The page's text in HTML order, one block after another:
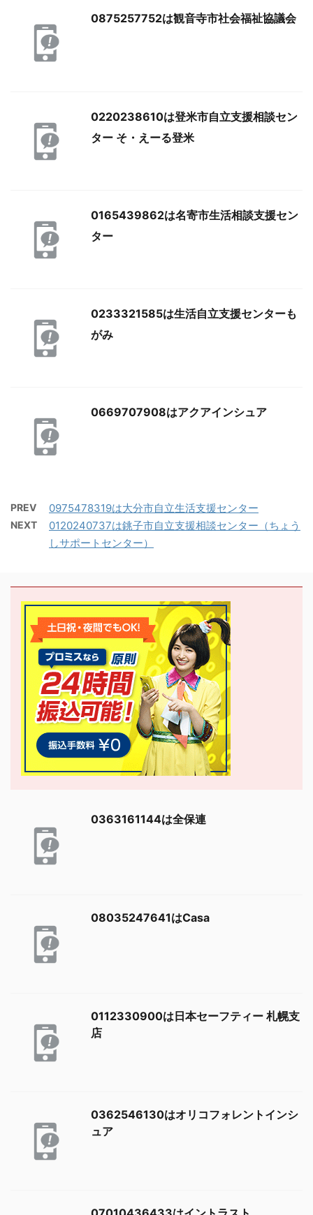
0875257752は観音寺市社会福祉協議会
0220238610は登米市自立支援相談セン
ター そ・えーる登米
0165439862は名寄市生活相談支援セン
ター
0233321585は生活自立支援センターも
がみ
0669707908はアクアインシュア
PREV 0975478319は大分市自立生活支援センター
NEXT
0120240737は銚子市自立支援相談センター（ちょう
しサポートセンター）
0363161144は全保連
08035247641はCasa
0112330900は日本セーフティー 札幌支
店
0362546130はオリコフォレントインシ
ュア